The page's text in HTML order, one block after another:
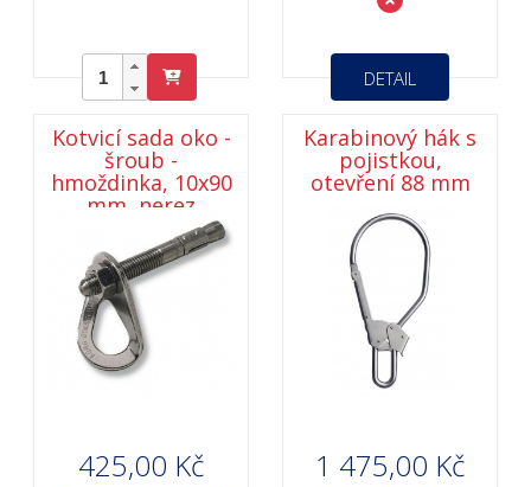
DETAIL
Kotvicí sada oko -
šroub -
hmoždinka, 10x90
mm, nerez
425,00 Kč
Karabinový hák s
pojistkou,
otevření 88 mm
1 475,00 Kč